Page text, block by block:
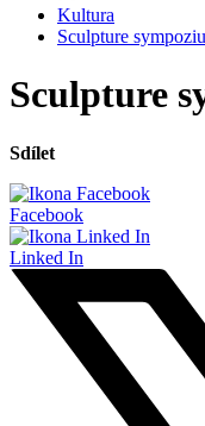
Kultura
Sculpture
Sculpture
Sdílet
Facebook
Linked In